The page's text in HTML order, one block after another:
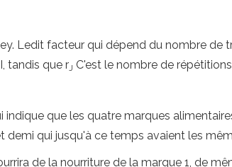
Ledit facteur qui dépend du nombre de
tandis que rJ C'est le nombre de
que les quatre marques
qui jusqu'à ce temps avaient les
de la nourriture de la marque 1, de